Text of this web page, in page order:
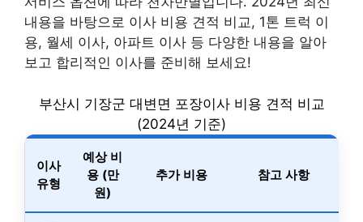
내용을 바탕으로 이사 비용 견적 비교, 1톤 트럭 이
용, 월세 이사, 아파트 이사 등 다양한 내용을 알아
보고 합리적인 이사를 준비해 보세요!
부산시 기장군 대변면 포장이사 비용 견적 비교
(2024년 기준)
이사
유형
예상 비
용 (만
원)
추가 비용 참고 사항